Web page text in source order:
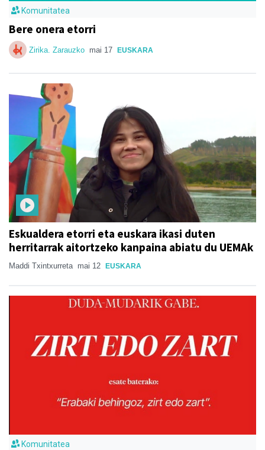
Komunitatea
Bere onera etorri
Zirika. Zarauzko mai 17 EUSKARA
Eskualdera etorri eta euskara ikasi duten
herritarrak aitortzeko kanpaina abiatu du UEMAk
Maddi Txintxurreta mai 12 EUSKARA
Komunitatea